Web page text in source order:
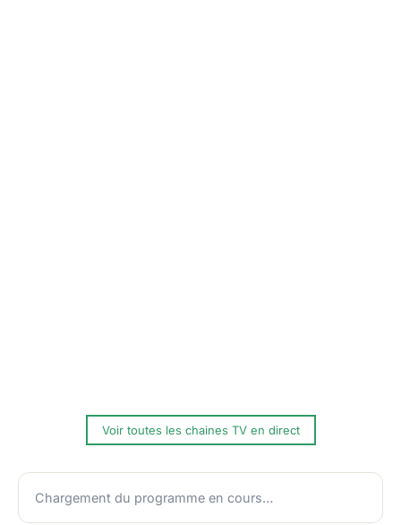
Voir toutes les chaines TV en direct
Chargement du programme en cours…